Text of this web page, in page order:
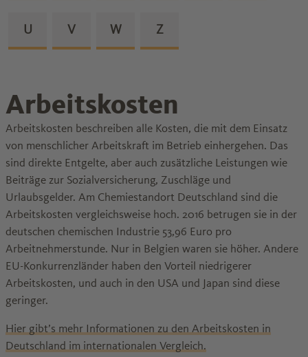
Zu den Glossareinträgen von dem Buchstaben
U Zu den Glossareinträgen von dem
V Zu den Glossareinträgen von dem
W Zu den Glossareinträgen
Z
Arbeitskosten
Arbeitskosten beschreiben alle Kosten, die mit dem Einsatz
von menschlicher Arbeitskraft im Betrieb einhergehen. Das
sind direkte Entgelte, aber auch zusätzliche Leistungen wie
Beiträge zur Sozialversicherung, Zuschläge und
Urlaubsgelder. Am Chemiestandort Deutschland sind die
Arbeitskosten vergleichsweise hoch. 2016 betrugen sie in der
deutschen chemischen Industrie 53,96 Euro pro
Arbeitnehmerstunde. Nur in Belgien waren sie höher. Andere
EU-Konkurrenzländer haben den Vorteil niedrigerer
Arbeitskosten, und auch in den USA und Japan sind diese
geringer.
Hier gibt’s mehr Informationen zu den Arbeitskosten in
Deutschland im internationalen Vergleich.